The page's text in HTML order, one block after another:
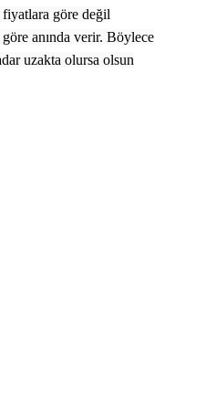
göre değil
anında verir. Böylece
uzakta olursa olsun